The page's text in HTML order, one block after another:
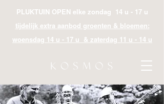
PLUKTUIN OPEN elke zondag 14 u - 17 u
tijdelijk extra aanbod groenten & bloemen:
woensdag 14 u - 17 u & zaterdag 11 u - 14 u